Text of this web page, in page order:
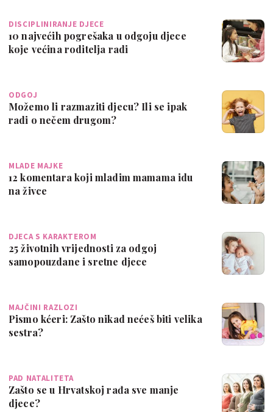
DISCIPLINIRANJE DJECE
10 najvećih pogrešaka u odgoju djece
koje većina roditelja radi
ODGOJ
Možemo li razmaziti djecu? Ili se ipak
radi o nečem drugom?
MLADE MAJKE
12 komentara koji mladim mamama idu
na živce
DJECA S KARAKTEROM
25 životnih vrijednosti za odgoj
samopouzdane i sretne djece
MAJČINI RAZLOZI
Pismo kćeri: Zašto nikad nećeš biti velika
sestra?
PAD NATALITETA
Zašto se u Hrvatskoj rađa sve manje
djece?